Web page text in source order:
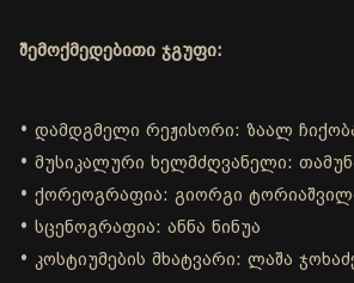
შემოქმედებითი ჯგუფი:
• დამდგმელი რეჟისორი: ზაალ
• მუსიკალური ხელმძღვანელი:
• ქორეოგრაფია: გიორგი
• სცენოგრაფია: ანნა ნინუა
• კოსტიუმების მხატვარი: ლაშა